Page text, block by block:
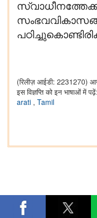
(रिलीज़ आईडी: 2231270)
इस विज्ञप्ति को इन भाषाओं में पढ़ें:
arati , Tamil